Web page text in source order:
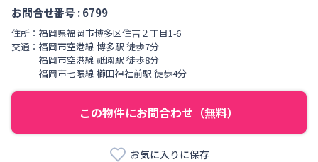
お問合せ番号 :6799
住所： 福岡県福岡市博多区住吉 ２丁目1-6
交通： 福岡市空港線 博多駅 徒歩7分
福岡市空港線 祇園駅 徒歩8分
福岡市七隈線 櫛田神社前駅 徒歩4分
この物件にお問合わせ（無料）
お気に入りに保存